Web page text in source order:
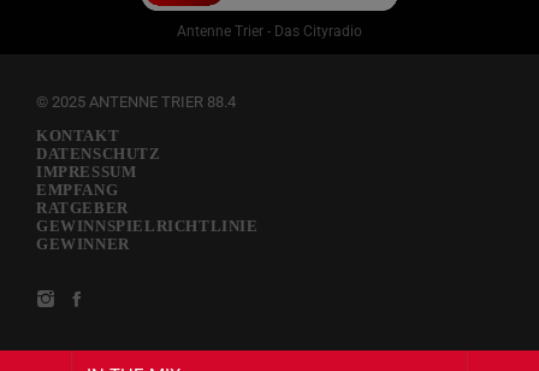
Antenne Trier - Das Cityradio
© 2025 ANTENNE TRIER 88.4
KONTAKT
DATENSCHUTZ
IMPRESSUM
EMPFANG
RATGEBER
GEWINNSPIELRICHTLINIE
GEWINNER